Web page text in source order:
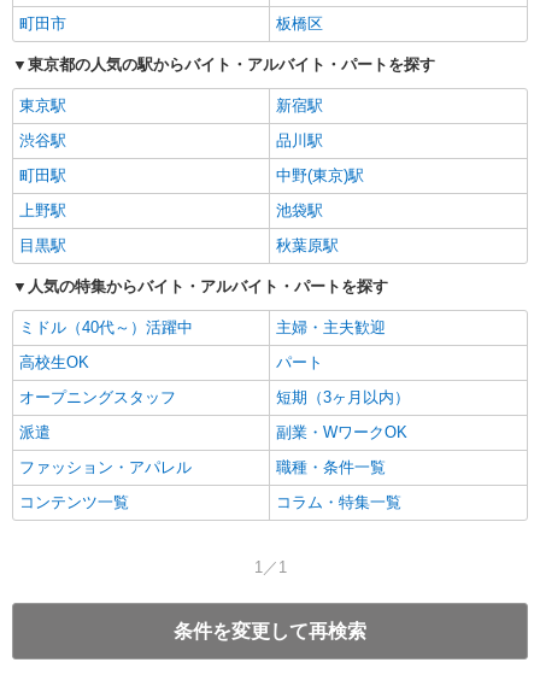
町田市
板橋区
東京都の人気の駅からバイト・アルバイト・パートを探す
東京駅
新宿駅
渋谷駅
品川駅
町田駅
中野(東京)駅
上野駅
池袋駅
目黒駅
秋葉原駅
人気の特集からバイト・アルバイト・パートを探す
ミドル（40代～）活躍中
主婦・主夫歓迎
高校生OK
パート
オープニングスタッフ
短期（3ヶ月以内）
派遣
副業・WワークOK
ファッション・アパレル
職種・条件一覧
コンテンツ一覧
コラム・特集一覧
1／1
条件を変更して再検索